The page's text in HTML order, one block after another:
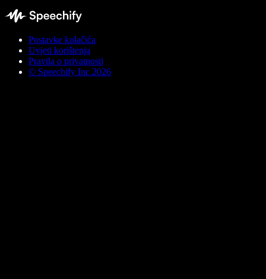
Postavke kolačića
Uvjeti korištenja
Pravila o privatnosti
© Speechify Inc 2026